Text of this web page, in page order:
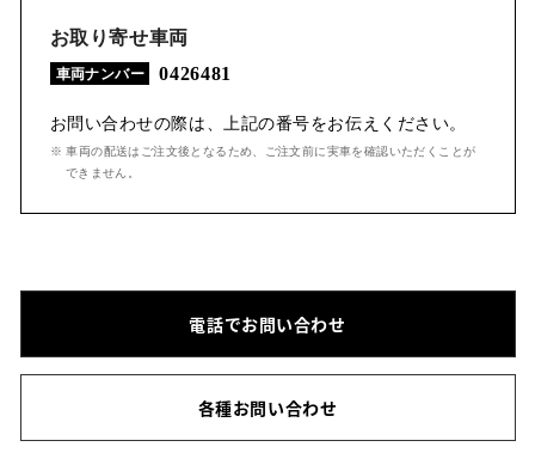
お取り寄せ車両
車両ナンバー 0426481
お問い合わせの際は、上記の番号をお伝えください。
※ 車両の配送はご注文後となるため、ご注文前に実車を確認いただくことが
できません。
電話でお問い合わせ
各種お問い合わせ